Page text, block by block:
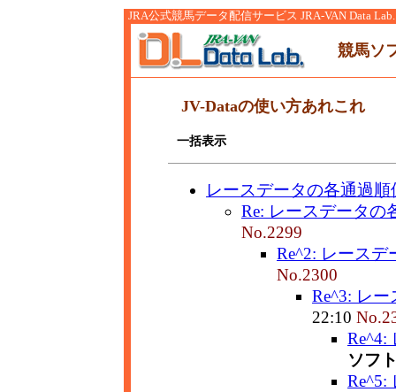
JRA公式競馬データ配信サービス JRA-VAN Data Lab.
競馬ソ
JV-Dataの使い方あれこれ
一括表示
レースデータの各通過順
Re: レースデータの
No.2299
Re^2: レースデ
No.2300
Re^3: レ
22:10
Re^4:
ソフ
Re^5: